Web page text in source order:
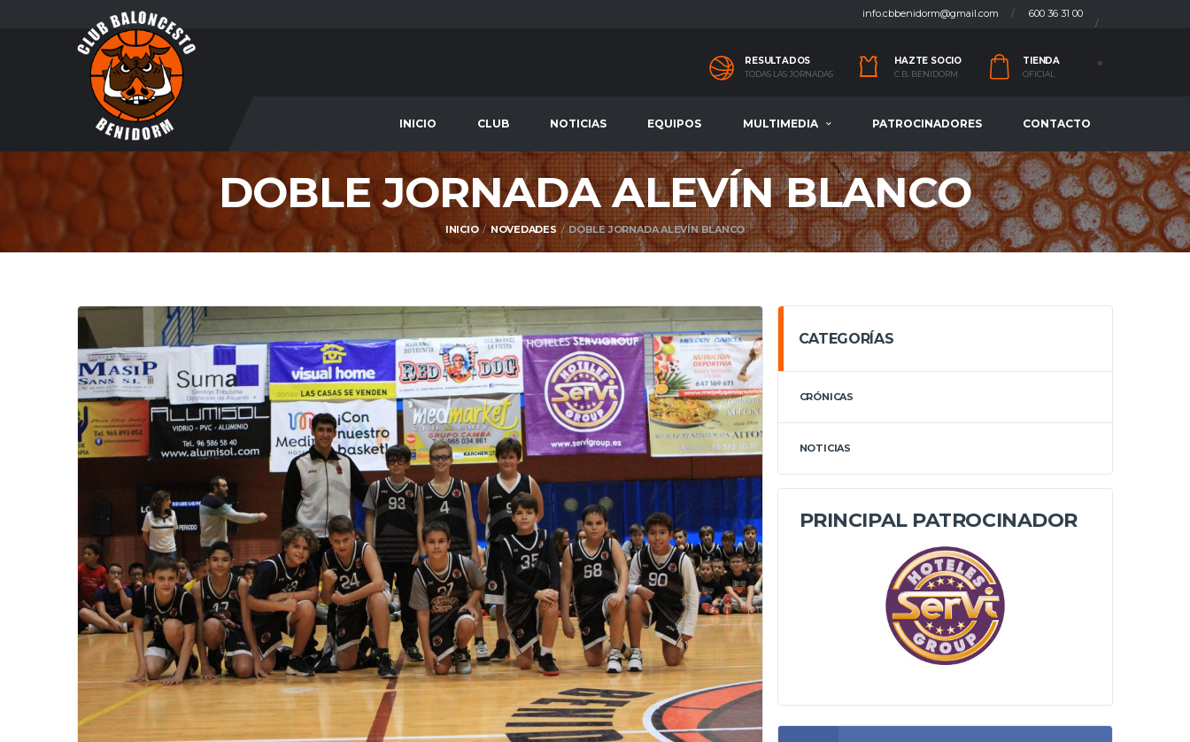
600 36 31 00
info.cbbenidorm@gmail.com
RESULTADOS
TODAS LAS JORNADAS
HAZTE SOCIO
C.B. BENIDORM
TIENDA
OFICIAL
INICIO CLUB NOTICIAS EQUIPOS MULTIMEDIA PATROCINADORES CONTACTO
DOBLE JORNADA ALEVÍN BLANCO
INICIO NOVEDADES DOBLE JORNADA ALEVÍN BLANCO
CATEGORÍAS
CRÓNICAS
NOTICIAS
PRINCIPAL PATROCINADOR